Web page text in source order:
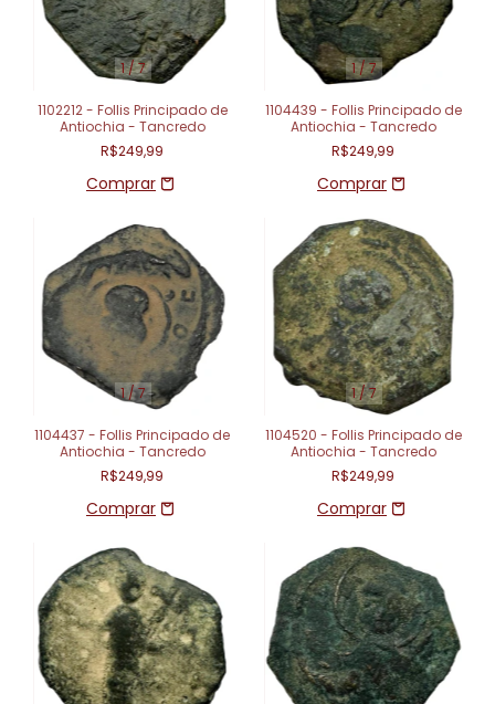
1/7
1102212 - Follis Principado de
Antiochia - Tancredo
R$249,99
1/7
1104439 - Follis Principado de
Antiochia - Tancredo
R$249,99
1/7
1104437 - Follis Principado de
Antiochia - Tancredo
R$249,99
1/7
1104520 - Follis Principado de
Antiochia - Tancredo
R$249,99